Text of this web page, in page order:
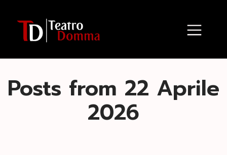
Posts from 22 Aprile
2026